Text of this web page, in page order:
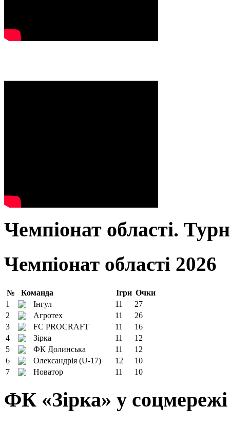
Чемпіонат області.
Чемпіонат області 2026
№ Команда Ігри Очки
1
Інгул 11
27
2
Агротех 11
26
3
FC PROCRAFT 11
16
4
Зірка 11
12
5
ФК Долинська 11
12
6
Олександрія (U-17) 12
10
7
Новатор 11 10
ФК «Зірка» у